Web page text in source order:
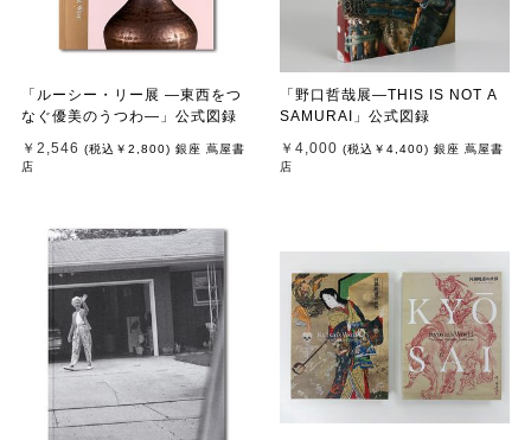
「ルーシー・リー展 ―東西をつ
なぐ優美のうつわ―」公式図録
￥2,546 (税込 ￥2,800) 銀座 蔦屋書
店
「野口哲哉展―THIS IS NOT A
SAMURAI」公式図録
￥4,000 (税込 ￥4,400) 銀座 蔦屋書
店